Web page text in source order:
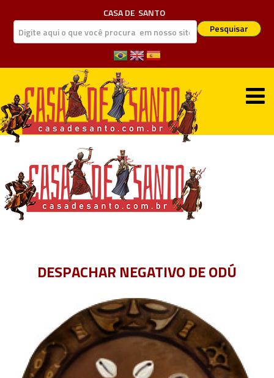
CASA DE SANTO
Pesquisar
DESPACHAR NEGATIVO DE ODÚ